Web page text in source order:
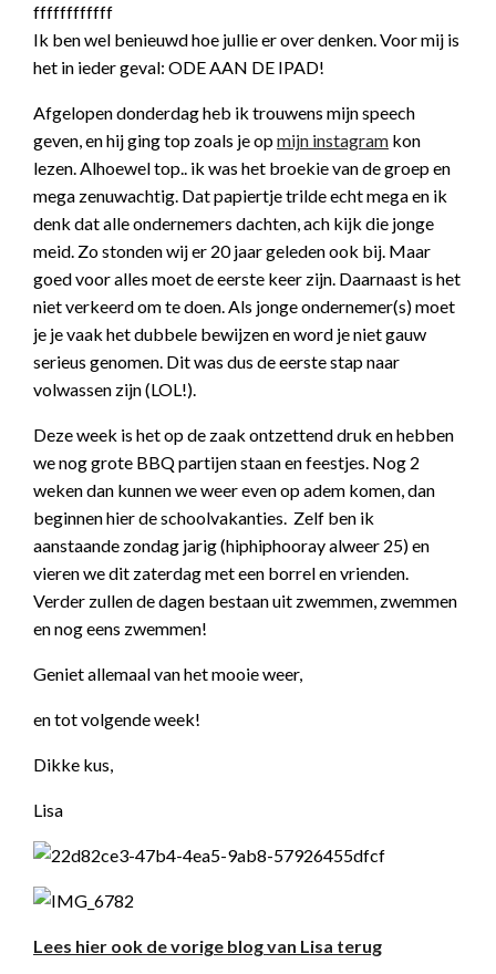
ffffffffffff
Ik ben wel benieuwd hoe jullie er over denken. Voor mij is
het in ieder geval: ODE AAN DE IPAD!
Afgelopen donderdag heb ik trouwens mijn speech
geven, en hij ging top zoals je opmijn instagram kon
lezen. Alhoewel top.. ik was het broekie van de groep en
mega zenuwachtig. Dat papiertje trilde echt mega en ik
denk dat alle ondernemers dachten, ach kijk die jonge
meid. Zo stonden wij er 20 jaar geleden ook bij. Maar
goed voor alles moet de eerste keer zijn. Daarnaast is het
niet verkeerd om te doen. Als jonge ondernemer(s) moet
je je vaak het dubbele bewijzen en word je niet gauw
serieus genomen. Dit was dus de eerste stap naar
volwassen zijn (LOL!).
Deze week is het op de zaak ontzettend druk en hebben
we nog grote BBQ partijen staan en feestjes. Nog 2
weken dan kunnen we weer even op adem komen, dan
beginnen hier de schoolvakanties. Zelf ben ik
aanstaande zondag jarig (hiphiphooray alweer 25) en
vieren we dit zaterdag met een borrel en vrienden.
Verder zullen de dagen bestaan uit zwemmen, zwemmen
en nog eens zwemmen!
Geniet allemaal van het mooie weer,
en tot volgende week!
Dikke kus,
Lisa
Lees hier ook de vorige blog van Lisa terug